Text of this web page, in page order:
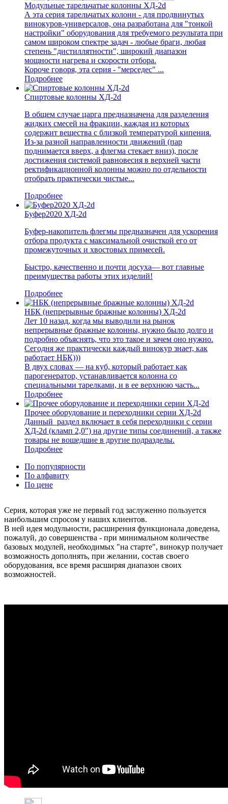
Модульные тарельчатые колонны ХД-2d
А эта серия тарельчатых колонн - для продвинутых
винокуров-универсалов, она разработана для "тонкой
настройки" оборудования для требуемого результата при
самом широком спектре задач - любые браги, любая
степень "дистиллятности", широкий диапазон
мощности нагрева и скорости отбора.
Короче говоря, эта серия - "мерседес" ...
Подробнее
Спиртовые колонны ХД-2d
В общем случае царга предназначена для разделения
жидких смесей на фракции, каждая из которых
содержит вещества с близкой температурой кипения.
Из-за разной направленности движений (пар
поднимается вверх, а флегма стекает вниз), после
достижения системой равновесия в верхней части
ректификационной колонны можно по отдельности
отобрать практически чистые...
Подробнее
Буфер2020 ХД-2d
Буфер-накопитель флегмы предназначен для ускорения
отбора продукта с максимальной очисткой его от
промежуточных и хвостовых примесей.
Быстро, качественно и почти досуха— вот главные
преимущества работы этих изделий!
Подробнее
НБК (непрерывные бражные колонны) ХД-2d
Лет 10 назад, когда мы выводили на рынок
непрерывные бражные колонны, нужно было долго и
подробно объяснять, что это такое и зачем оно нужно.
Сегодня же практически каждый винокур знает, как
работает НБК)))
В двух словах — на куб, который работает как
парогенератор, устанавливается колонна со
специальными тарелками, и в ее верхнюю часть...
Подробнее
Прочее оборудование и переходники серии ХД-2d
Данный раздел включает в себя переходники с серии
ХД-2d (кламп 2,0") на другие типы соединений, а также
товары не вошедшие в другие подразделы.
Подробнее
По популярности
По алфавиту
По цене
Серия, которая уже не первый год заслуженно пользуется
наибольшим спросом у наших клиентов.
В ней идея модульности, расширения функционала доведена,
пожалуй, до совершенства - при минимальном количестве
базовых модулей, необходимых "на старте", винокур получает
возможность дополнять, при желании, состав своего
оборудования, все время расширяя диапазон своих
возможностей.